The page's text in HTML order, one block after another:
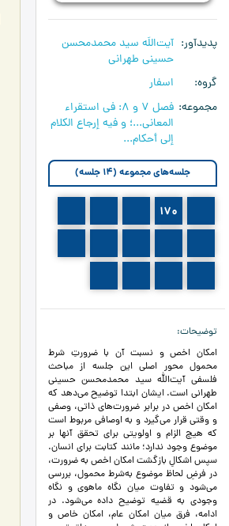
پدیدآور
آیت‌اللَه سید محمدمحسن
حسینی طهرانی
گروه
اسفار
مجموعه
فصل 7 و 8: في استقراء
المعاني...؛ و فيه إرجاع الكلام
إلى أحكام...
جلسه‌های مجموعه (14 جلسه)
170
توضیحات
امکان اخص و نسبت آن با ضرورتِ شرط
محمول محور اصلی این جلسه از مباحث
فلسفی آیت‌الله سید محمدمحسن حسینی
طهرانی است. ایشان ابتدا توضیح می‌دهد که
امکان اخص در برابر ضرورت‌های ذاتی، وصفی
و وقتی قرار می‌گیرد و به اوصافی مربوط است
که هیچ الزام و اولویتی برای تحقق آنها بر
موضوع وجود ندارد؛ مانند کتابت برای انسان.
سپس اشکالِ بازگشت امکان اخص به ضرورت،
در فرضِ لحاظ موضوع به‌شرط محمول، بررسی
می‌شود و تفاوت میان نگاه ماهوی و نگاه
وجودی به قضیه توضیح داده می‌شود. در
ادامه، فرق میان امکان عام، امکان خاص و